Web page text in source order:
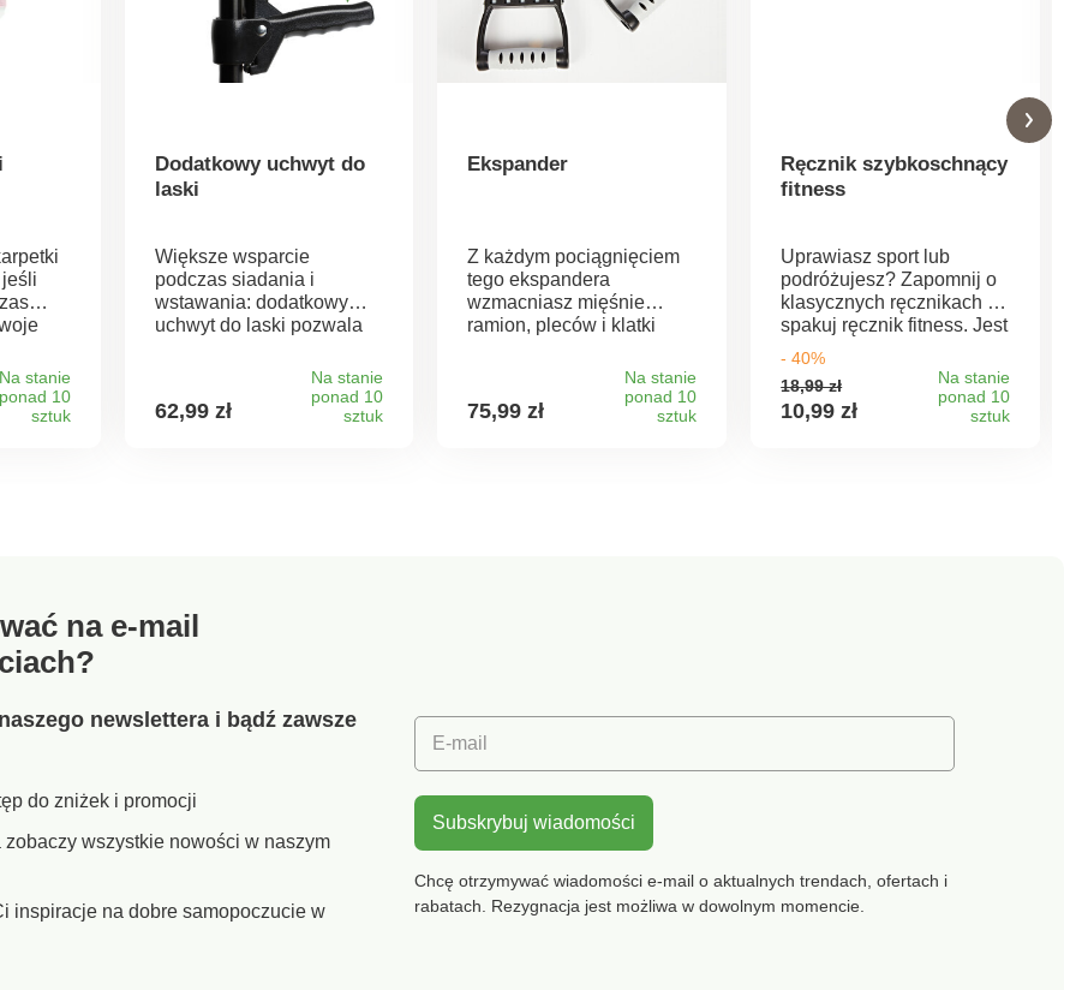
i
stanie
10
sztuk
Dodatkowy uchwyt do
laski
Większe wsparcie
podczas siadania i
wstawania: dodatkowy
uchwyt do laski pozwala
co zapewnia większą
niezależność i mobilność
w codziennym życiu.
62,99 zł
Na stanie
ponad 10
sztuk
Ekspander
Z każdym pociągnięciem
tego ekspandera
wzmacniasz mięśnie
ramion, pleców i klatki
Antypoślizgowe uchwyty
czarnym/szarym. 5
75,99 zł
Na stanie
ponad 10
sztuk
Ręcznik szybkoschnący
fitness
Uprawiasz sport lub
podróżujesz? Zapomnij o
klasycznych ręcznikach i
spakuj ręcznik fitness. Jest
lekki, bardzo miękki i
przyjemny w dotyku. Ma
właściwości ultrachłonne i
jest szybkoschnący.
Super miękkie i wygodne
- 40%
18,99 zł
10,99 zł
Na stanie
ponad 10
sztuk
na e-mail
newslettera i bądź zawsze
do zniżek i promocji
wszystkie nowości w naszym
inspiracje na dobre samopoczucie w
E-mail
Subskrybuj wiadomości
Chcę otrzymywać wiadomości e-mail o aktualnych trendach, ofertach i
rabatach. Rezygnacja jest możliwa w dowolnym momencie.